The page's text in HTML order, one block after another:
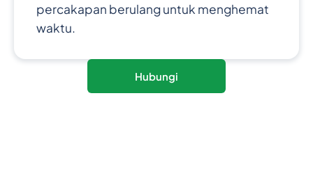
percakapan berulang untuk menghemat
waktu.
Hubungi